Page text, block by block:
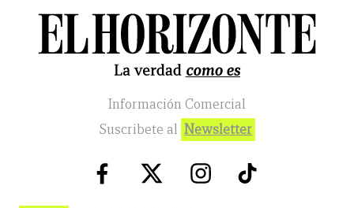
Información Comercial
Suscribete al Newsletter